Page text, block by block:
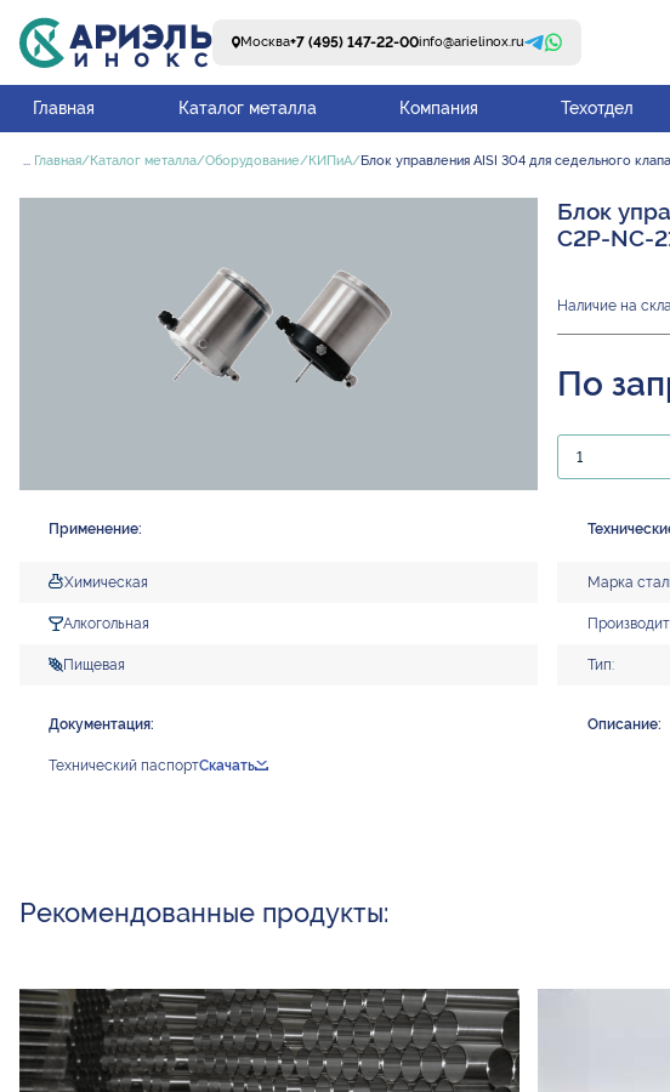
Москва+7 (495) 147-22-00info@arielinox.ru
Главная Каталог металла Компания Техотдел
... Главная Каталог металла Оборудование КИПиА Блок управления AISI 304 для седельного
Блок
C2P-NC-
Наличие на
По
Применение:
Химическая
Алкогольная
Пищевая
Документация:
Технический паспортСкачать
Марка
Тип:
Описание:
Рекомендованные продукты: